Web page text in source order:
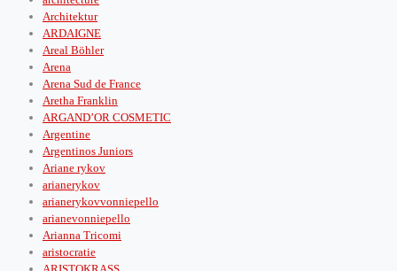
Architektur
ARDAIGNE
Areal Böhler
Arena
Arena Sud de France
Aretha Franklin
ARGAND’OR COSMETIC
Argentine
Argentinos Juniors
Ariane rykov
arianerykov
arianerykovvonniepello
arianevonniepello
Arianna Tricomi
aristocratie